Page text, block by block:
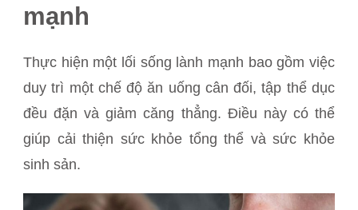
mạnh
Thực hiện một lối sống lành mạnh bao gồm việc
duy trì một chế độ ăn uống cân đối, tập thể dục
đều đặn và giảm căng thẳng. Điều này có thể
giúp cải thiện sức khỏe tổng thể và sức khỏe
sinh sản.